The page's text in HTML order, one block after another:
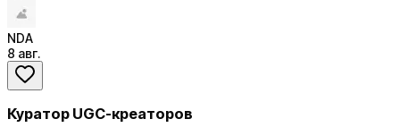
NDA
8 авг.
Куратор UGC-креаторов